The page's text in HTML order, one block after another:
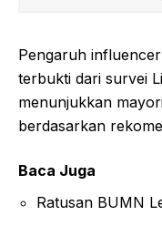
Pengaruh
terbukti dari survei
menunjukkan
berdasarkan
Baca Juga
Ratusan BUMN